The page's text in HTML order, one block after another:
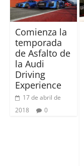
Comienza la
temporada
de Asfalto de
la Audi
Driving
Experience
17 de abril de
2018
0